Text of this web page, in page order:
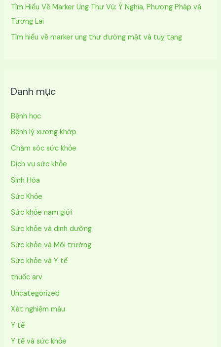
Tìm Hiểu Về Marker Ung Thư Vú: Ý Nghĩa, Phương Pháp và
Tương Lai
Tìm hiểu về marker ung thư đường mật và tuỵ tạng
Danh mục
Bệnh học
Bệnh lý xương khớp
Chăm sóc sức khỏe
Dịch vụ sức khỏe
Sinh Hóa
Sức Khỏe
Sức khỏe nam giới
Sức khỏe và dinh dưỡng
Sức khỏe và Môi trường
Sức khỏe và Y tế
thuốc arv
Uncategorized
Xét nghiệm máu
Y tế
Y tế và sức khỏe